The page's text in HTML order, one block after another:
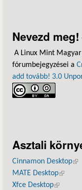
Nevezd
A Linux Mint Magyar
fórumbejegyzései a
add tovább! 3.0
Asztali
Cinnamon Desktop
MATE Desktop(külső
Xfce Desktop(külső